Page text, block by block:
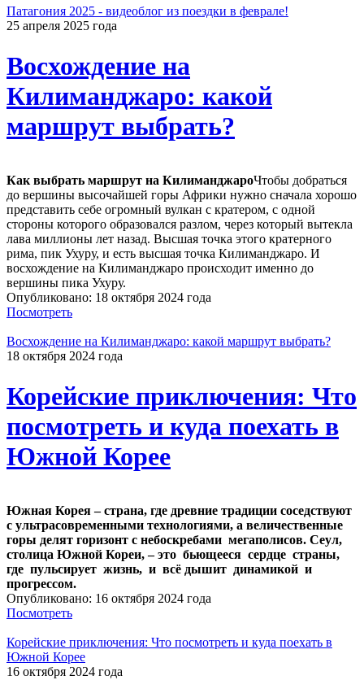
Патагония 2025 - видеоблог из поездки в феврале!
25 апреля 2025 года
Восхождение на
Килиманджаро: какой
маршрут выбрать?
Как выбрать маршрут на КилиманджароЧтобы добраться
до вершины высочайшей горы Африки нужно сначала хорошо
представить себе огромный вулкан с кратером, с одной
стороны которого образовался разлом, через который вытекла
лава миллионы лет назад. Высшая точка этого кратерного
рима, пик Ухуру, и есть высшая точка Килиманджаро. И
восхождение на Килиманджаро происходит именно до
вершины пика Ухуру.
Опубликовано: 18 октября 2024 года
Посмотреть
Восхождение на Килиманджаро: какой маршрут выбрать?
18 октября 2024 года
Корейские приключения: Что
посмотреть и куда поехать в
Южной Корее
Южная Корея – страна, где древние традиции соседствуют
с ультрасовременными технологиями, а величественные
горы делят горизонт с небоскребами мегаполисов. Сеул,
столица Южной Кореи, – это бьющееся сердце страны,
где пульсирует жизнь, и всё дышит динамикой и
прогрессом.
Опубликовано: 16 октября 2024 года
Посмотреть
Корейские приключения: Что посмотреть и куда поехать в
Южной Корее
16 октября 2024 года